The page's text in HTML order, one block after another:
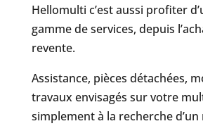
Hellomulti c’est aussi profiter
gamme de services, depuis
revente.
Assistance, pièces détachées,
travaux envisagés sur votre
simplement à la recherche